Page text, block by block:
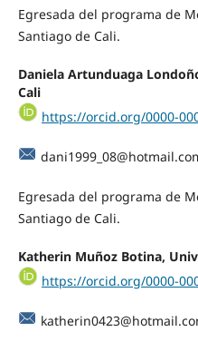
Egresada del programa de
Santiago de Cali.
Daniela Artunduaga
Cali
https://orcid.org/0000-
Egresada del programa de
Santiago de Cali.
Katherin Muñoz Botina,
https://orcid.org/0000-